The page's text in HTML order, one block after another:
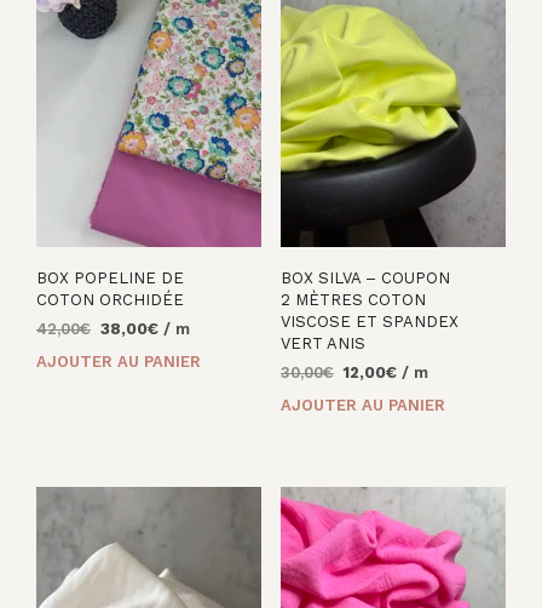
BOX POPELINE DE
COTON ORCHIDÉE
42,00€ Le
38,00€Le/ m
AJOUTER AU PANIER
BOX SILVA – COUPON
2 MÈTRES COTON
VISCOSE ET SPANDEX
VERT ANIS
30,00€ Le
12,00€Le/ m
AJOUTER AU PANIER